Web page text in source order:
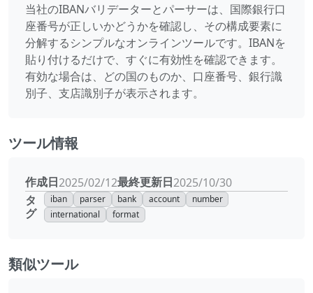
当社のIBANバリデーターとパーサーは、国際銀行口
座番号が正しいかどうかを確認し、その構成要素に
分解するシンプルなオンラインツールです。IBANを
貼り付けるだけで、すぐに有効性を確認できます。
有効な場合は、どの国のものか、口座番号、銀行識
別子、支店識別子が表示されます。
ツール情報
作成日2025/02/12最終更新日2025/10/30
タ
グ
iban parser bank account
number
international
format
類似ツール